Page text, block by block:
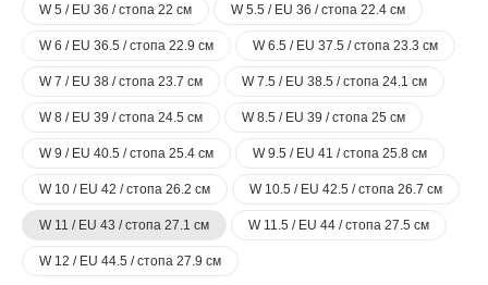
W 5 / EU 36 / стопа 22 см
W 5.5 / EU 36 / стопа 22.4 см
W 6 / EU 36.5 / стопа 22.9 см W 6.5 / EU 37.5 / стопа 23.3 см
W 7 / EU 38 / стопа 23.7 см W 7.5 / EU 38.5 / стопа 24.1 см
W 8 / EU 39 / стопа 24.5 см W 8.5 / EU 39 / стопа 25 см
W 9 / EU 40.5 / стопа 25.4 см W 9.5 / EU 41 / стопа 25.8 см
W 10 / EU 42 / стопа 26.2 см W 10.5 / EU 42.5 / стопа 26.7 см
W 11 / EU 43 / стопа 27.1 см W 11.5 / EU 44 / стопа 27.5 см
W 12 / EU 44.5 / стопа 27.9 см